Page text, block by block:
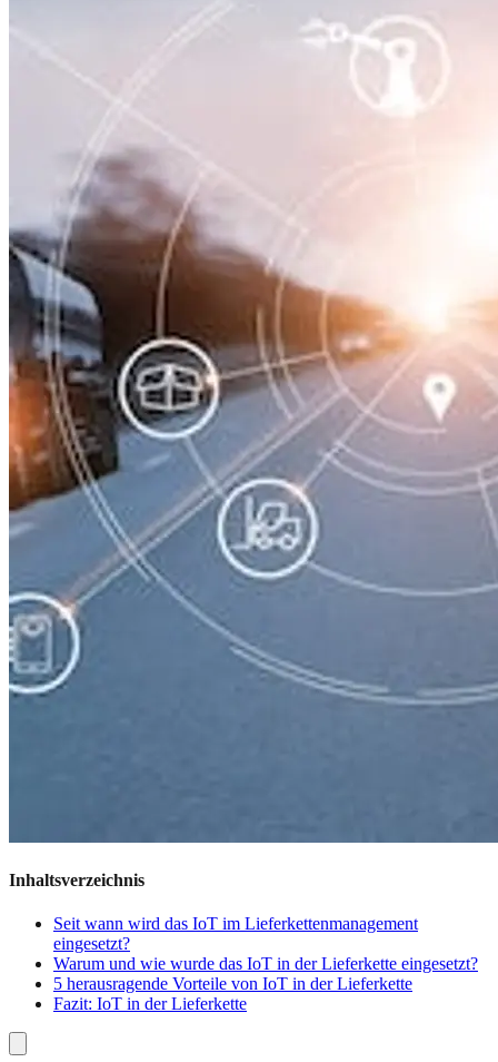
Inhaltsverzeichnis
Seit wann wird das IoT im Lieferkettenmanagement
eingesetzt?
Warum und wie wurde das IoT in der Lieferkette eingesetzt?
5 herausragende Vorteile von IoT in der Lieferkette
Fazit: IoT in der Lieferkette